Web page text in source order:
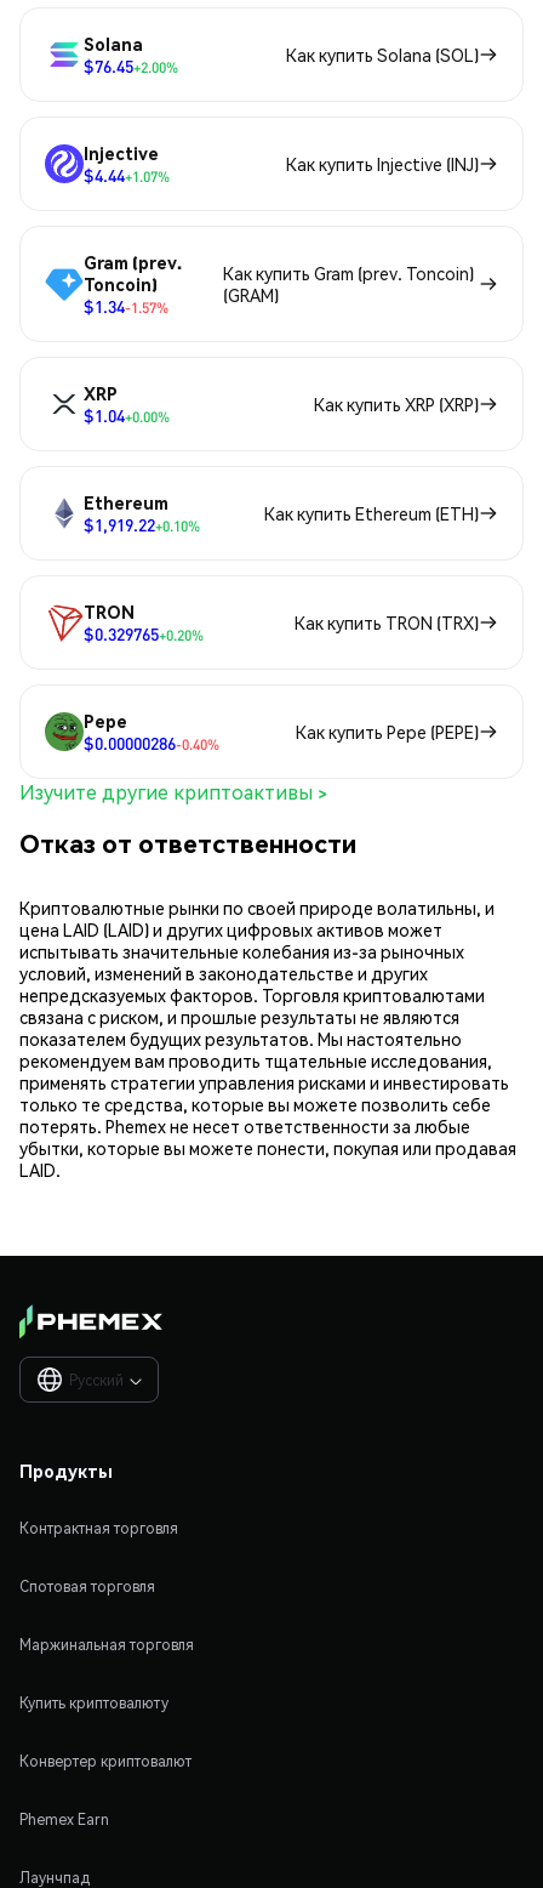
Solana
$76.45+2.00%
Как купить Solana (SOL)
Injective
$4.44+1.07%
Как купить Injective (INJ)
Gram (prev.
Toncoin)
$1.34-1.57%
Как купить Gram (prev. Toncoin)
(GRAM)
XRP
$1.04+0.00%
Как купить XRP (XRP)
Ethereum
$1,919.22+0.10%
Как купить Ethereum (ETH)
TRON
$0.329765+0.20%
Как купить TRON (TRX)
Pepe
$0.00000286-0.40%
Как купить Pepe (PEPE)
Изучите другие криптоактивы >
Отказ от ответственности
Криптовалютные рынки по своей природе волатильны, и
цена LAID (LAID) и других цифровых активов может
испытывать значительные колебания из-за рыночных
условий, изменений в законодательстве и других
непредсказуемых факторов. Торговля криптовалютами
связана с риском, и прошлые результаты не являются
показателем будущих результатов. Мы настоятельно
рекомендуем вам проводить тщательные исследования,
применять стратегии управления рисками и инвестировать
только те средства, которые вы можете позволить себе
потерять. Phemex не несет ответственности за любые
убытки, которые вы можете понести, покупая или продавая
LAID.
Русский 
Продукты
Контрактная торговля
Спотовая торговля
Маржинальная торговля
Купить криптовалюту
Конвертер криптовалют
Phemex Earn
Лаунчпад